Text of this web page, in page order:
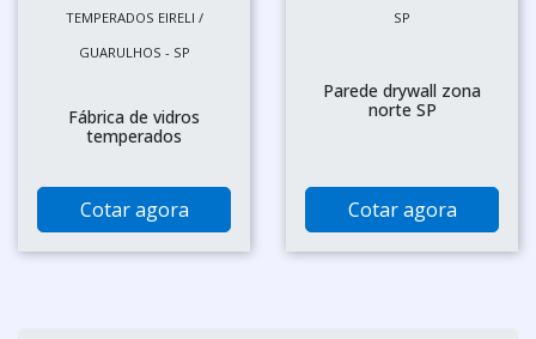
TEMPERADOS EIRELI /
GUARULHOS - SP
Fábrica de vidros
temperados
Cotar agora
SP
Parede drywall zona
norte SP
Cotar agora